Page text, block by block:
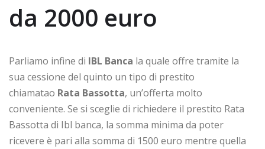
da 2000 euro
Parliamo infine di IBL Banca la quale offre tramite la
sua cessione del quinto un tipo di prestito
chiamatao Rata Bassotta, un’offerta molto
conveniente. Se si sceglie di richiedere il prestito Rata
Bassotta di Ibl banca, la somma minima da poter
ricevere è pari alla somma di 1500 euro mentre quella